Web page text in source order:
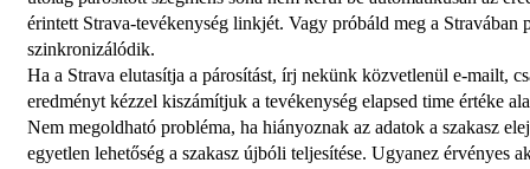
érintett Strava-tevékenység linkjét. Vagy próbáld meg a
szinkronizálódik.
Ha a Strava elutasítja a párosítást, írj nekünk közvetlenül e-mailt,
eredményt kézzel kiszámítjuk a tevékenység elapsed time értéke
Nem megoldható probléma, ha hiányoznak az adatok a szakasz
egyetlen lehetőség a szakasz újbóli teljesítése. Ugyanez érvényes